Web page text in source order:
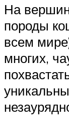
На
породы
всем
многих,